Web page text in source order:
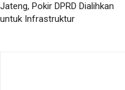
Jateng, Pokir DPRD Dialihkan
untuk Infrastruktur